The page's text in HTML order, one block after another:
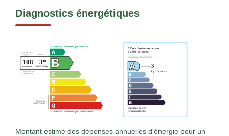
Diagnostics énergétiques
Montant estimé des dépenses annuelles d'énergie pour un